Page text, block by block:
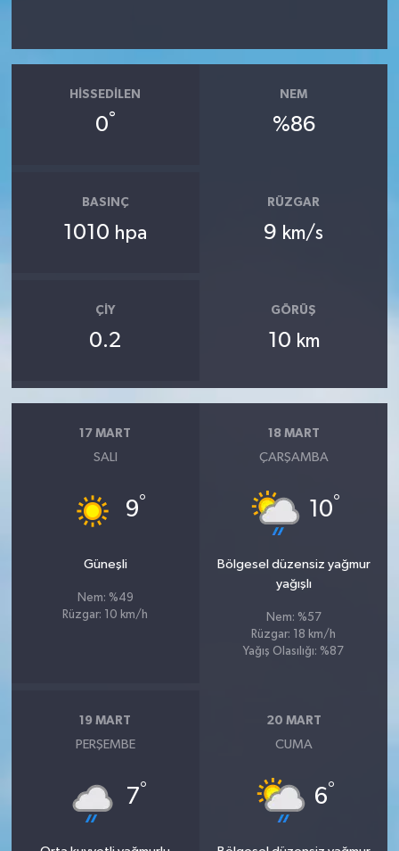
HISSEDILEN
0°
NEM
%86
BASINÇ
1010 hpa
RÜZGAR
9 km/s
ÇIY
0.2
GÖRÜŞ
10 km
17 MART
SALI
9°
Güneşli
Nem: %49
Rüzgar: 10 km/h
18 MART
ÇARŞAMBA
10°
Bölgesel düzensiz yağmur
yağışlı
Nem: %57
Rüzgar: 18 km/h
Yağış Olasılığı: %87
19 MART
PERŞEMBE
7°
20 MART
CUMA
6°